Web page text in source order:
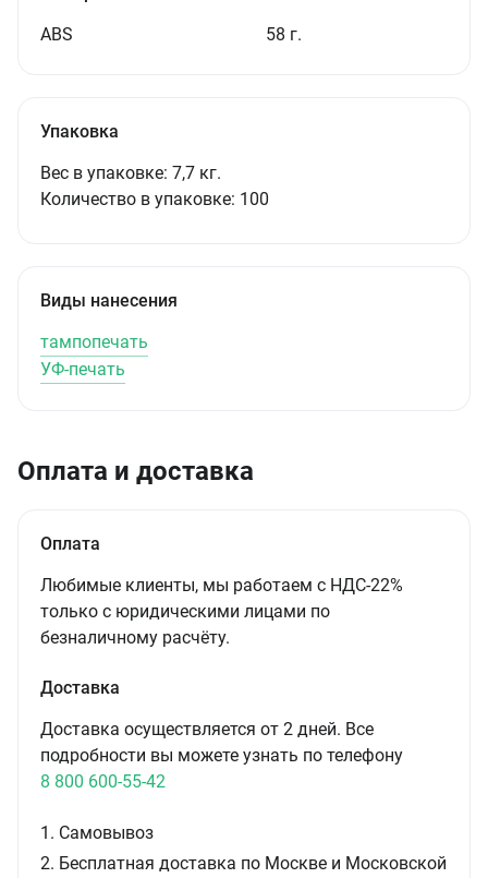
ABS
58 г.
Упаковка
Вес в упаковке: 7,7 кг.
Количество в упаковке: 100
Виды нанесения
тампопечать
УФ-печать
Оплата и доставка
Оплата
Любимые клиенты, мы работаем с НДС-22%
только с юридическими лицами по
безналичному расчёту.
Доставка
Доставка осуществляется от 2 дней. Все
подробности вы можете узнать по телефону
8 800 600-55-42
1. Самовывоз
2. Бесплатная доставка по Москве и Московской